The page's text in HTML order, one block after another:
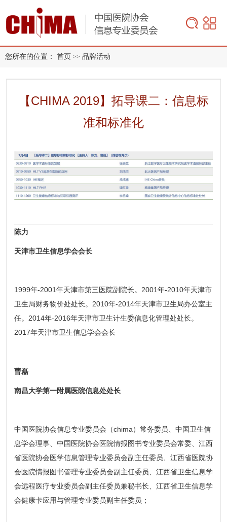
您所在的位置： 首页 >> 品牌活动
【CHIMA 2019】拓导课二：信息标
准和标准化
陈力
天津市卫生信息学会会长
1999年-2001年天津市第三医院副院长。2001年-2010年天津市
卫生局财务物价处处长。2010年-2014年天津市卫生局办公室主
任。2014年-2016年天津市卫生计生委信息化管理处处长。
2017年天津市卫生信息学会会长
曹磊
南昌大学第一附属医院信息处处长
中国医院协会信息专业委员会（chima）常务委员、中国卫生信
息学会理事、中国医院协会医院情报图书专业委员会常委、江西
省医院协会医学信息管理专业委员会副主任委员、江西省医院协
会医院情报图书管理专业委员会副主任委员、江西省卫生信息学
会远程医疗专业委员会副主任委员兼秘书长、江西省卫生信息学
会健康卡应用与管理专业委员副主任委员；